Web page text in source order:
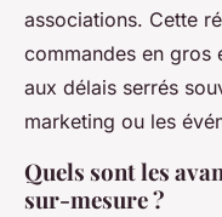
associations. Cette
commandes en gros
aux délais serrés
marketing ou les
Quels sont les
sur-mesure ?